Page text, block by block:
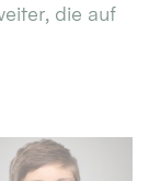
die auf